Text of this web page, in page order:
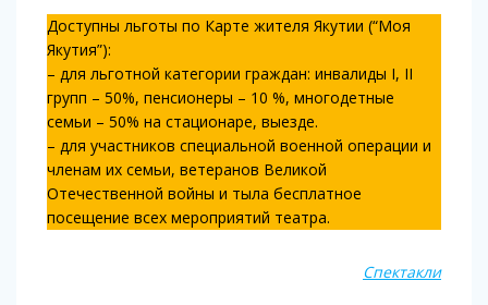
Доступны льготы по Карте жителя Якутии (“Моя
Якутия”):
– для льготной категории граждан: инвалиды I, II
групп – 50%, пенсионеры – 10 %, многодетные
семьи – 50% на стационаре, выезде.
– для участников специальной военной операции и
членам их семьи, ветеранов Великой
Отечественной войны и тыла бесплатное
посещение всех мероприятий театра.
Спектакли